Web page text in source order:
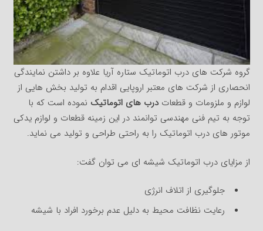
گروه شرکت های درب اتوماتیک ستاره آریا علاوه بر داشتن نمایندگی
انحصاری از شرکت های معتبر اروپایی اقدام به تولید بخش هایی از
لوازم و ملزومات و قطعات درب های اتوماتیک نموده است که با
توجه به تیم فنی مهندسی توانمند در این زمینه قطعات و لوازم یدکی
موتور های درب اتوماتیک را به راحتی طراحی و تولید می نماید.
از مزایای درب اتوماتیک شیشه ای می توان گفت:
جلوگیری از اتلاف انرژی
رعایت نظافت محیط به دلیل عدم برخورد افراد با شیشه